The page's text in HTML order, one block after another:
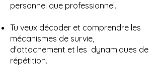
personnel que professionnel.
Tu veux décoder et comprendre les
mécanismes de survie,
d'attachement et les dynamiques de
répétition.